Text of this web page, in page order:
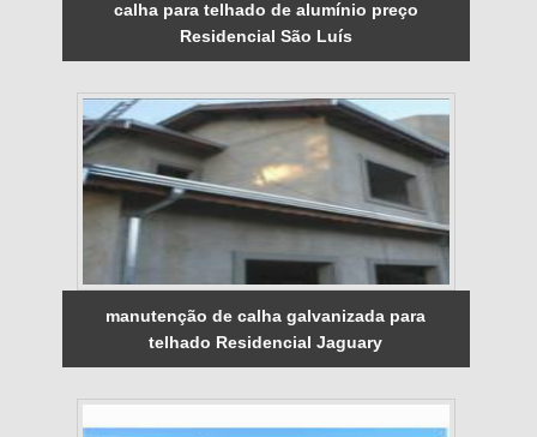
calha para telhado de alumínio preço
Residencial São Luís
manutenção de calha galvanizada para
telhado Residencial Jaguary